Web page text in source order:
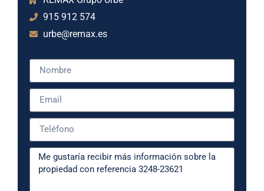
915 912 574
urbe@remax.es